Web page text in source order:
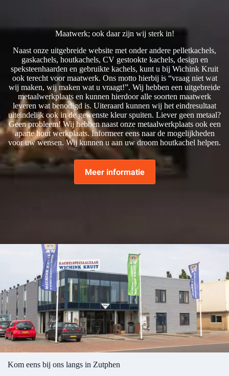
Maatwerk; ook daar zijn wij sterk in!
Naast onze uitgebreide website met onder andere pelletkachels,
gaskachels, houtkachels, CV gestookte kachels, design en
speksteenhaarden en gebruikte kachels, kunt u bij Wichink Kruit
ook terecht voor maatwerk. Ons motto hierbij is “vraag niet wat
wij maken, wij maken wat u vraagt!”. Wij hebben een uitgebreide
metaalwerkplaats en kunnen hierdoor alle soorten maatwerk
leveren wat benodigd is. Uiteraard kunnen wij het eindresultaat
uiteindelijk ook in de gewenste kleur spuiten. Liever geen metaal?
Geen probleem! Wij hebben naast onze metaalwerkplaats ook een
aparte hout werkplaats. Informeer eens naar de mogelijkheden
voor uw wensen. Wij kunnen u aan uw droom houtkachel helpen.
Meer informatie
Kom eens bij ons langs in Zutphen